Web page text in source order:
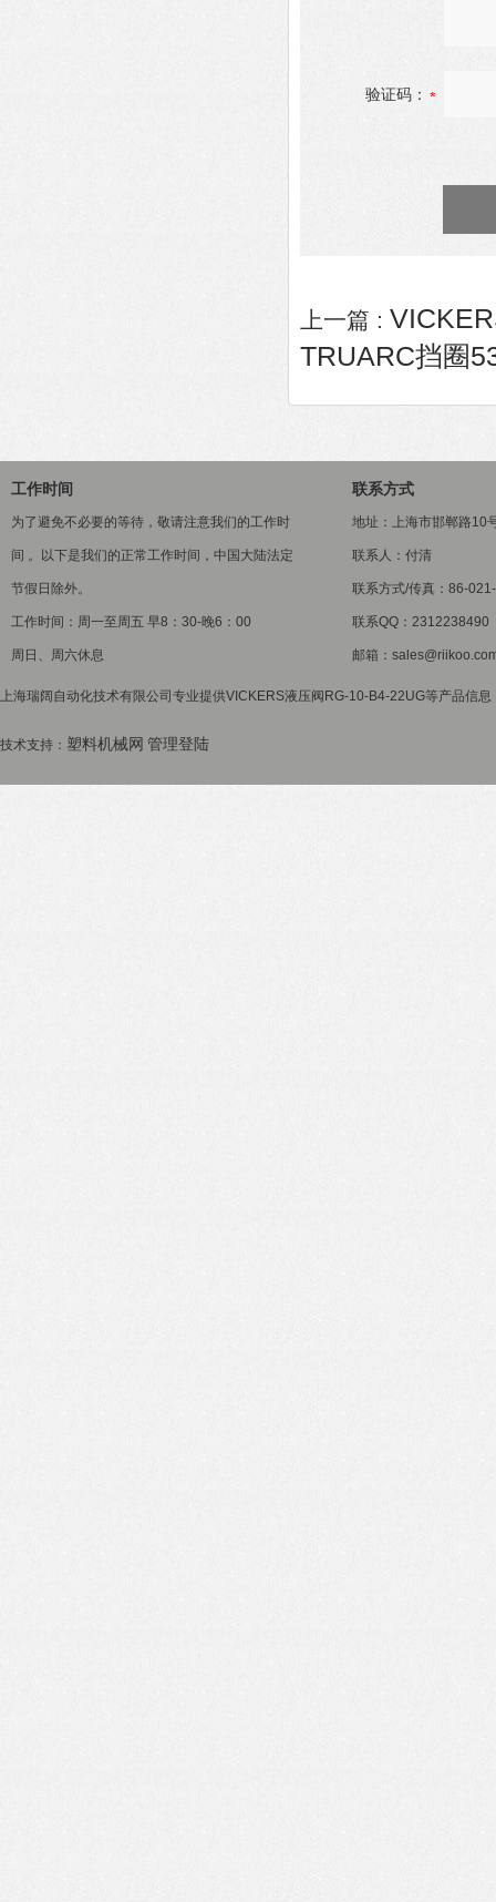
验证码：
上一篇 :
TRUARC挡圈
工作时间
为了避免不必要的等待，敬请注意我们的工作时
间 。以下是我们的正常工作时间，中国大陆法定
节假日除外。
工作时间：周一至周五 早8：30-晚6：00
周日、周六休息
联系方式
地址：上海市邯郸路10
联系人：付清
联系方式/传真：86-
联系QQ：2312238490
邮箱：
上海瑞阔自动化技术有限公司专业提供VICKERS液压阀RG-10-B4-22UG等产品信
技术支持： 塑料机械网 管理登陆